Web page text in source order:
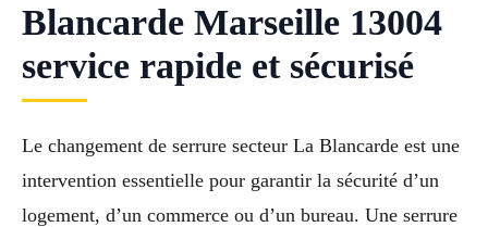
Blancarde Marseille 13004
service rapide et sécurisé
Le changement de serrure secteur La Blancarde est une
intervention essentielle pour garantir la sécurité d’un
logement, d’un commerce ou d’un bureau. Une serrure